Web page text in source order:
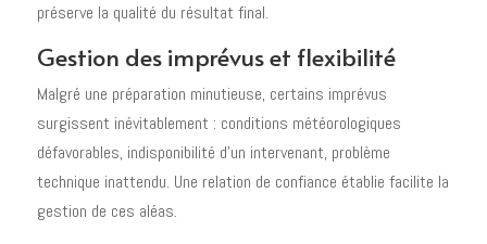
préserve la qualité du résultat final.
Gestion des imprévus et flexibilité
Malgré une préparation minutieuse, certains imprévus
surgissent inévitablement : conditions météorologiques
défavorables, indisponibilité d'un intervenant, problème
technique inattendu. Une relation de confiance établie facilite la
gestion de ces aléas.